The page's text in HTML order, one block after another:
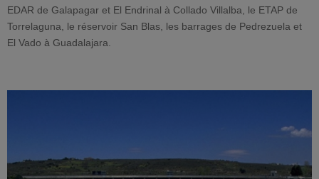
EDAR de Galapagar et El Endrinal à Collado Villalba, le ETAP de
Torrelaguna, le réservoir San Blas, les barrages de Pedrezuela et
El Vado à Guadalajara.